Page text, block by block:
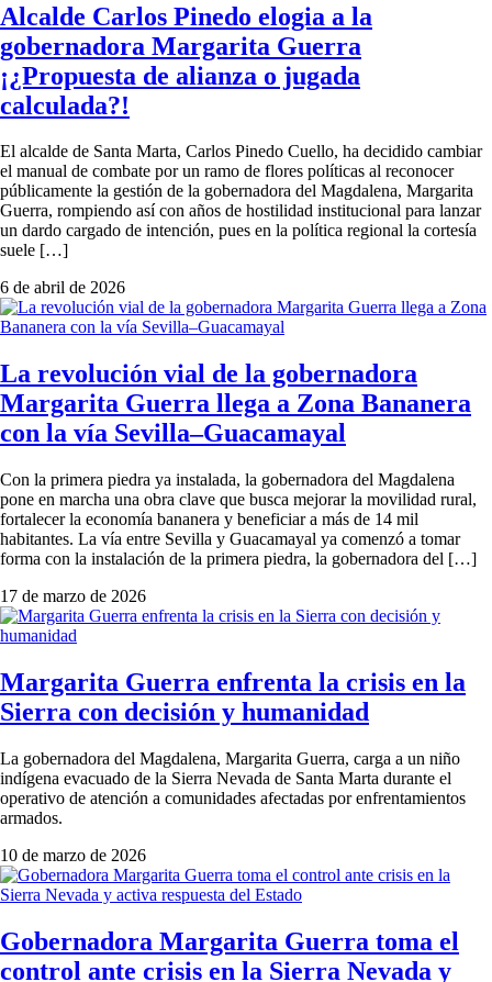
Alcalde Carlos Pinedo elogia a la
gobernadora Margarita Guerra
¡¿Propuesta de alianza o jugada
calculada?!
El alcalde de Santa Marta, Carlos Pinedo Cuello, ha decidido cambiar
el manual de combate por un ramo de flores políticas al reconocer
públicamente la gestión de la gobernadora del Magdalena, Margarita
Guerra, rompiendo así con años de hostilidad institucional para lanzar
un dardo cargado de intención, pues en la política regional la cortesía
suele […]
6 de abril de 2026
La revolución vial de la gobernadora
Margarita Guerra llega a Zona Bananera
con la vía Sevilla–Guacamayal
Con la primera piedra ya instalada, la gobernadora del Magdalena
pone en marcha una obra clave que busca mejorar la movilidad rural,
fortalecer la economía bananera y beneficiar a más de 14 mil
habitantes. La vía entre Sevilla y Guacamayal ya comenzó a tomar
forma con la instalación de la primera piedra, la gobernadora del […]
17 de marzo de 2026
Margarita Guerra enfrenta la crisis en la
Sierra con decisión y humanidad
La gobernadora del Magdalena, Margarita Guerra, carga a un niño
indígena evacuado de la Sierra Nevada de Santa Marta durante el
operativo de atención a comunidades afectadas por enfrentamientos
armados.
10 de marzo de 2026
Gobernadora Margarita Guerra toma el
control ante crisis en la Sierra Nevada y